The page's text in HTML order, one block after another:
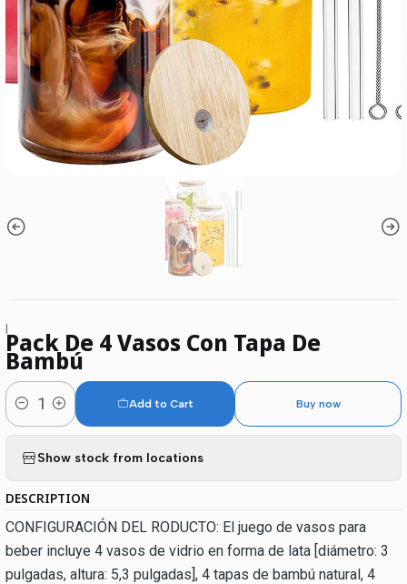
|Pack De 4 Vasos Con Tapa De
Bambú
Quantity
Add to Cart Buy now
Show stock from locations
DESCRIPTION
CONFIGURACIÓN DEL RODUCTO: El juego de vasos para
beber incluye 4 vasos de vidrio en forma de lata [diámetro: 3
pulgadas, altura: 5,3 pulgadas], 4 tapas de bambú natural, 4